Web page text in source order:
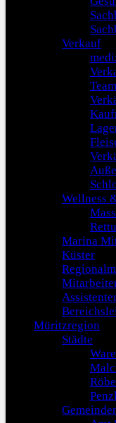
Verkauf
Wellness
Marina
Küster
Müritzregion
Städte